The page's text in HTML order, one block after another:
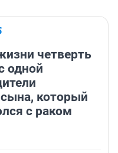
четверть
одной
который
с раком